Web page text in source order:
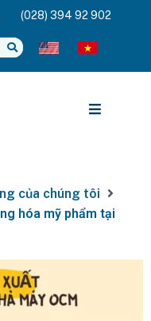
(028) 394 92 902
của chúng tôi
hóa mỹ phẩm tại